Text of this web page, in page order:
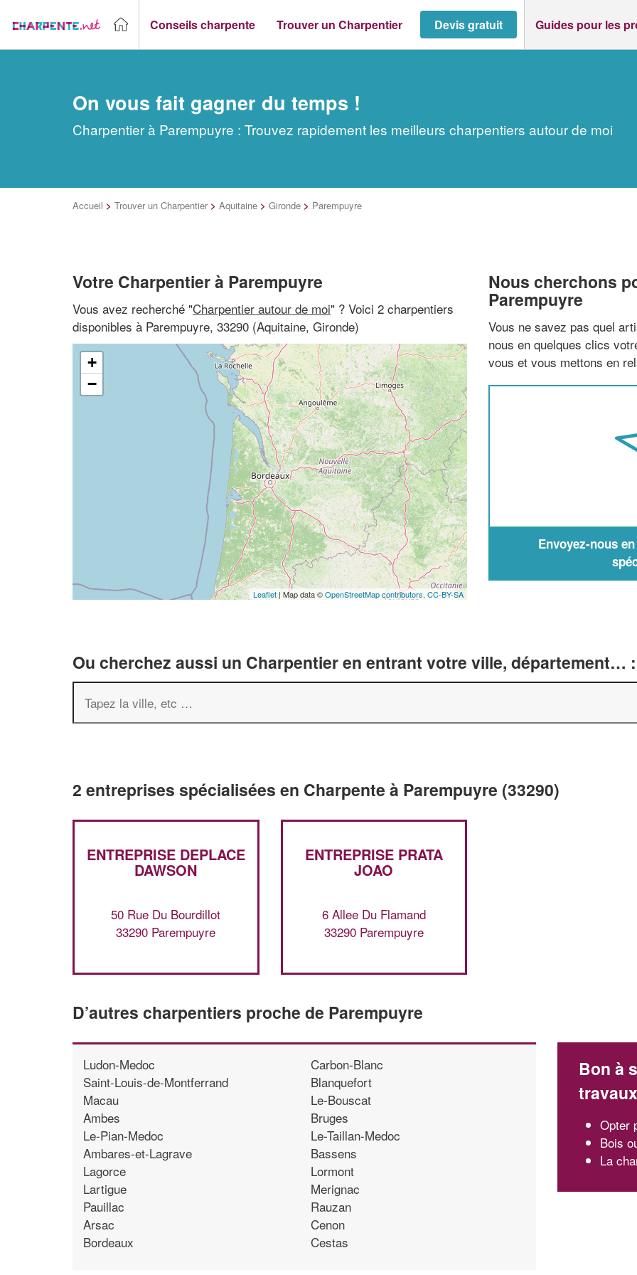
Conseils charpente Trouver un Charpentier Devis gratuit Guides pour les
On vous fait gagner du temps !
Charpentier à Parempuyre : Trouvez rapidement les meilleurs charpentiers autour de moi
Accueil > Trouver un Charpentier > Aquitaine > Gironde > Parempuyre
Votre Charpentier à Parempuyre
Vous avez recherché "Charpentier autour de moi" ? Voici 2 charpentiers
disponibles à Parempuyre, 33290 (Aquitaine, Gironde)
+
−
Leaflet | Map data ©OpenStreetMap contributors, CC-BY-SA
Nous cherchons
Parempuyre
Vous ne savez pas quel
nous en quelques clics
vous et vous mettons en
Envoyez-nous
Ou cherchez aussi un Charpentier en entrant votre ville, département… :
2 entreprises spécialisées en Charpente à Parempuyre (33290)
ENTREPRISE DEPLACE
DAWSON
50 Rue Du Bourdillot
33290 Parempuyre
ENTREPRISE PRATA
JOAO
6 Allee Du Flamand
33290 Parempuyre
D’autres charpentiers proche de Parempuyre
Ludon-Medoc
Saint-Louis-de-Montferrand
Macau
Ambes
Le-Pian-Medoc
Ambares-et-Lagrave
Lagorce
Lartigue
Pauillac
Arsac
Bordeaux
Carbon-Blanc
Blanquefort
Le-Bouscat
Bruges
Le-Taillan-Medoc
Bassens
Lormont
Merignac
Rauzan
Cenon
Cestas
Bon à
travaux
Opter
Bois
La